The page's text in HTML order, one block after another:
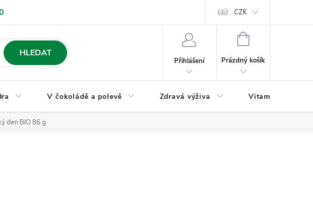
nakupovat Formulář pro odstoupení od
CZK
HLEDAT
Přihlášení
NÁKUPNÍ
Prázdný košík
V čokoládě a polevě Zdravá výživa Vitamíny a
den BIO 86 g